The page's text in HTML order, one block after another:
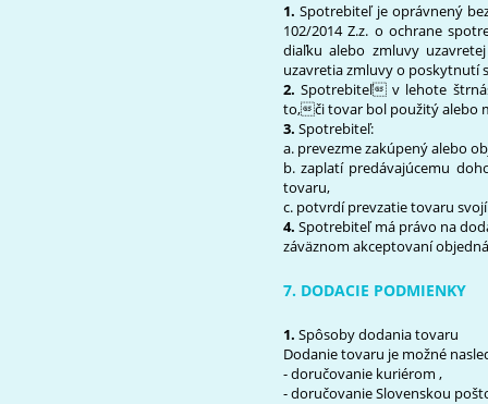
1.Spotrebiteľ je oprávnený
102/2014 Z.z. o ochrane
diaľku alebo zmluvy
uzavretia zmluvy o poskytnutí
2. Spotrebiteľ v lehote
to,či tovar bol použitý alebo
3. Spotrebiteľ:
a. prevezme zakúpený alebo
b. zaplatí predávajúcemu
tovaru,
c. potvrdí prevzatie tovaru
4. Spotrebiteľ má právo na
záväznom akceptovaní
7. DODACIE PODMIENKY
1. Spôsoby dodania tovaru
Dodanie tovaru je možné
- doručovanie kuriérom ,
- doručovanie Slovenskou